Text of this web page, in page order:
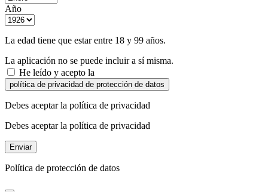
Año
La edad tiene que estar entre 18 y 99 años.
La aplicación no se puede incluir a sí misma.
He leído y acepto la
política de privacidad de protección de datos
Debes aceptar la política de privacidad
Debes aceptar la política de privacidad
Enviar
Política de protección de datos